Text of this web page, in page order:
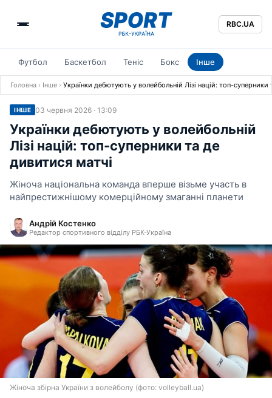
RBC.UA
Футбол Баскетбол Теніс Бокс Інше
Головна › Інше › Українки дебютують у волейбольній Лізі націй: топ-суперники
ІНШЕ 03 червня 2026 · 13:09
Українки дебютують у волейбольній
Лізі націй: топ-суперники та де
дивитися матчі
Жіноча національна команда вперше візьме участь в
найпрестижнішому комерційному змаганні планети
Андрій Костенко
Редактор спортивного відділу РБК-Україна
Жіноча збірна України з волейболу (фото: volleyball.ua)